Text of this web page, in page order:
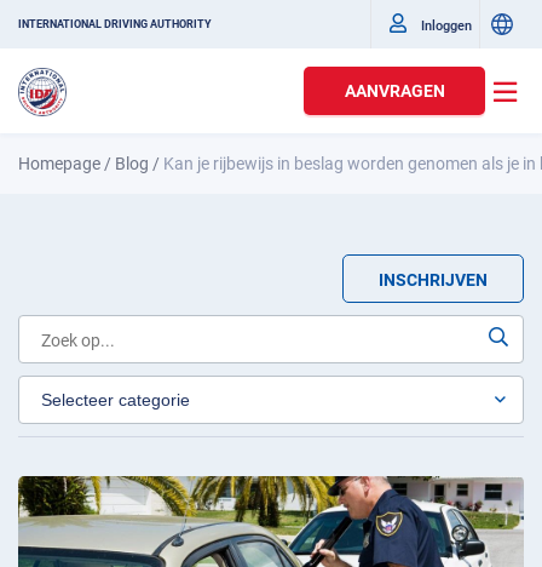
INTERNATIONAL DRIVING AUTHORITY Inloggen
AANVRAGEN
Homepage / Blog / Kan je rijbewijs in beslag worden genomen als je
INSCHRIJVEN